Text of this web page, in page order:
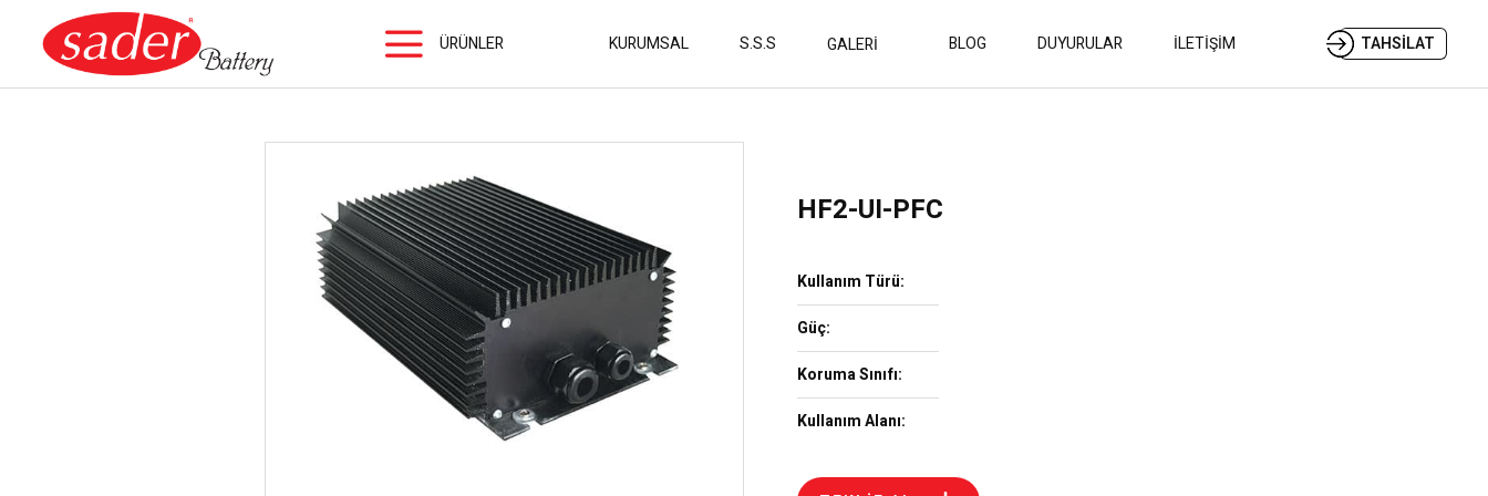
ÜRÜNLER KURUMSAL S.S.S GALERİ BLOG DUYURULAR İLETİŞİM TAHSİLAT
HF2-UI-PFC
Kullanım Türü:
Güç:
Koruma Sınıfı:
Kullanım Alanı: